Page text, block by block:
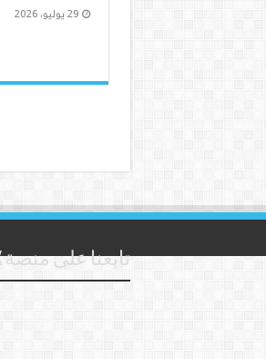
29 يوليو، 2026
تابعنا على منصة X